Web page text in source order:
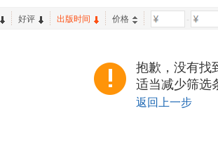
好评 出版时间 价格 -
抱歉，没有找
适当减少筛选
返回上一步